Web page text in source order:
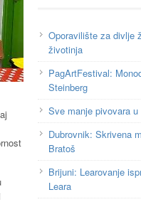
Oporavilište za divlje
životinja
PagArtFestival:
Steinberg
Sve manje pivovara u
Dubrovnik: Skrivena
Bratoš
Brijuni: Learovanje
Leara